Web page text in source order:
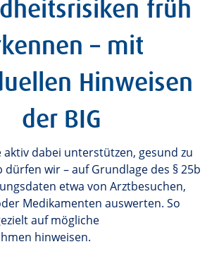
früh
– mit
Hinweisen
der BIG
aktiv dabei unterstützen, gesund zu
dürfen wir – auf Grundlage des § 25b
etwa von Arztbesuchen,
Medikamenten auswerten. So
auf mögliche
hinweisen.